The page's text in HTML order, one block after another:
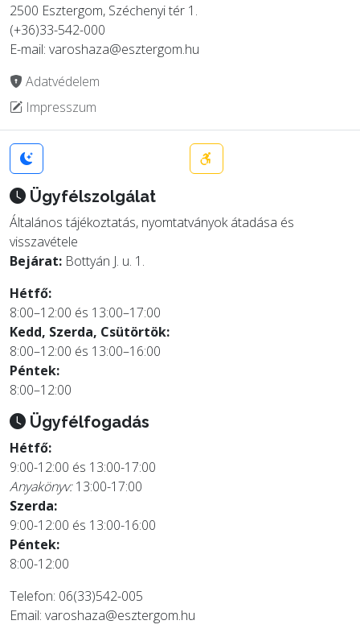
2500 Esztergom, Széchenyi tér 1.
(+36)33-542-000
E-mail: varoshaza@esztergom.hu
Adatvédelem
Impresszum
Ügyfélszolgálat
Általános tájékoztatás, nyomtatványok átadása és
visszavétele
Bejárat: Bottyán J. u. 1.
Hétfő:
8:00–12:00 és 13:00–17:00
Kedd, Szerda, Csütörtök:
8:00–12:00 és 13:00–16:00
Péntek:
8:00–12:00
Ügyfélfogadás
Hétfő:
9:00-12:00 és 13:00-17:00
Anyakönyv:13:00-17:00
Szerda:
9:00-12:00 és 13:00-16:00
Péntek:
8:00-12:00
Telefon: 06(33)542-005
Email: varoshaza@esztergom.hu